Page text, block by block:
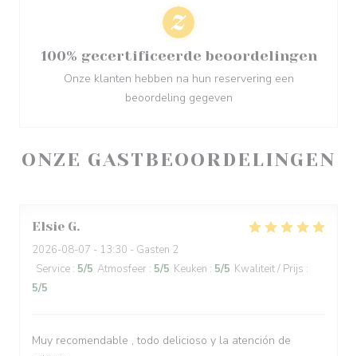
ONZE GASTBEOORDELINGEN
Elsie G
2026-08-07 - 13:30 - Gasten 2
Service : 5/5 Atmosfeer : 5/5 Keuken : 5/5 Kwaliteit / Prijs :
5/5
Muy recomendable , todo delicioso y la atención de
100% gecertificeerde beoordelingen
Onze klanten hebben na hun reservering een
beoordeling gegeven